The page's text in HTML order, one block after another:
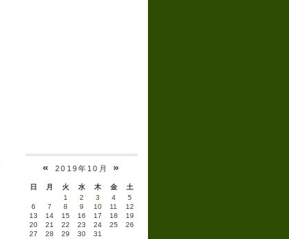
«2019年10月 »
日 月 火 水 木 金
土
1
2 3 4
5
6
7 8 9 10 11
12
13
14 15 16 17 18
19
20
21 22 23 24 25
26
27
28 29 30 31